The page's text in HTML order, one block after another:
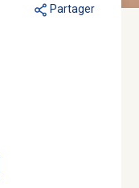
Partager